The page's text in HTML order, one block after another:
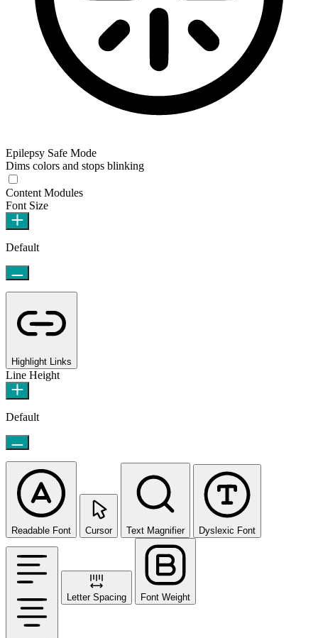
Epilepsy Safe Mode
Dims colors and stops blinking
Content Modules
Font Size
Default
Highlight Links
Line Height
Default
Readable Font Cursor Text Magnifier Dyslexic Font
Letter Spacing Font Weight